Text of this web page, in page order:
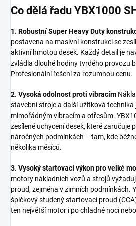
Co dělá řadu YBX1000
1. Robustní Super Heavy Duty
postavena na masivní konstrukci se
aktivní hmotou desek. Každý detail je
zvládla dlouhé hodiny tvrdého provozu
Profesionální řešení za rozumnou cenu.
2. Vysoká odolnost proti vibracím
stavební stroje a další užitková
mimořádným vibracím a otřesům.
zesílené uchycení desek, které zaručuje
náročných podmínkách – tam, kde
několika měsíců.
3. Vysoký startovací výkon pro velké
motory nákladních vozů a strojů
proud, zejména v zimních podmínkách.
špičkový studený startovací proud
ten největší motor i po chladné noci